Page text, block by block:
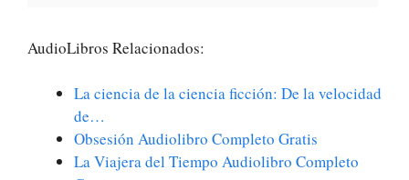
AudioLibros Relacionados:
La ciencia de la ciencia ficción: De la velocidad
de…
Obsesión Audiolibro Completo Gratis
La Viajera del Tiempo Audiolibro Completo